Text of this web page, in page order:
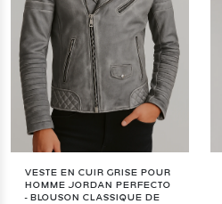
VESTE EN CUIR GRISE POUR
HOMME JORDAN PERFECTO
- BLOUSON CLASSIQUE DE